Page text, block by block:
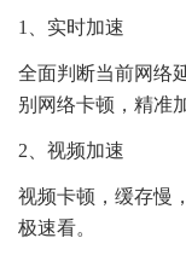
1、实时加速
全面判断当前网络
别网络卡顿，精准
2、视频加速
视频卡顿，缓存慢
极速看。